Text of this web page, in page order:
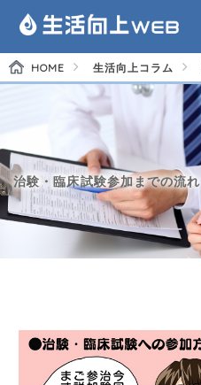
HOME 生活向上コラム
治験・臨床試験参加までの流れ